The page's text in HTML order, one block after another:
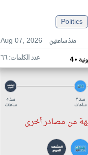
Politics
Aug 07, 2026
منذ ساعتين
• عدد الكلمات: ٦٦
منذ ٥
ساعات
منذ ٣
ساعات